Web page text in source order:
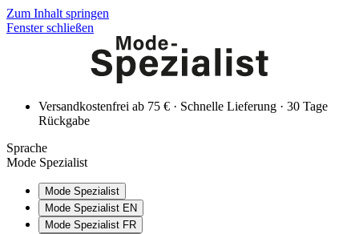
Zum Inhalt springen
Fenster schließen
Versandkostenfrei ab 75 € · Schnelle Lieferung · 30 Tage
Rückgabe
Sprache
Mode Spezialist
Mode Spezialist
Mode Spezialist EN
Mode Spezialist FR